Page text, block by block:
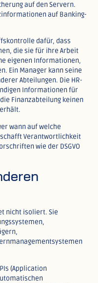
auf den Servern.
auf Banking-
dafür, dass
die sie für ihre Arbeit
eigenen Informationen,
Ein Manager kann seine
Abteilungen. Die HR-
Informationen für
Finanzabteilung keinen
wann auf welche
Verantwortlichkeit
wie der DSGVO
nicht isoliert. Sie
(Application